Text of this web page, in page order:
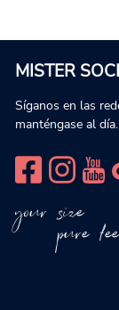
MISTER
Síganos en las
manténgase al día.
your size
pure